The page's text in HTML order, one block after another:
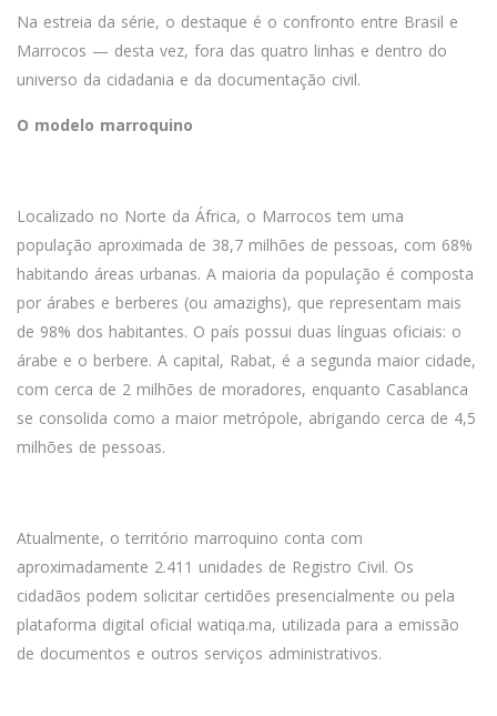
Na estreia da série, o destaque é o confronto entre Brasil e
Marrocos — desta vez, fora das quatro linhas e dentro do
universo da cidadania e da documentação civil.
O modelo marroquino
Localizado no Norte da África, o Marrocos tem uma
população aproximada de 38,7 milhões de pessoas, com 68%
habitando áreas urbanas. A maioria da população é composta
por árabes e berberes (ou amazighs), que representam mais
de 98% dos habitantes. O país possui duas línguas oficiais: o
árabe e o berbere. A capital, Rabat, é a segunda maior cidade,
com cerca de 2 milhões de moradores, enquanto Casablanca
se consolida como a maior metrópole, abrigando cerca de 4,5
milhões de pessoas.
Atualmente, o território marroquino conta com
aproximadamente 2.411 unidades de Registro Civil. Os
cidadãos podem solicitar certidões presencialmente ou pela
plataforma digital oficial watiqa.ma, utilizada para a emissão
de documentos e outros serviços administrativos.